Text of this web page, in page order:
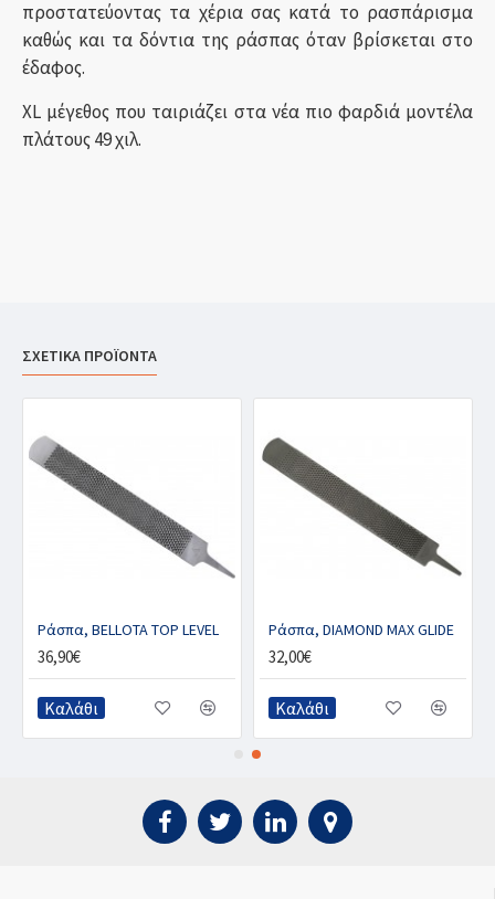
προστατεύοντας τα χέρια σας κατά το ρασπάρισμα
καθώς και τα δόντια της ράσπας όταν βρίσκεται στο
έδαφος.
XL μέγεθος που ταιριάζει στα νέα πιο φαρδιά μοντέλα
πλάτους 49 χιλ.
ΣΧΕΤΙΚΑ ΠΡΟΪΟΝΤΑ
Ράσπα, BELLOTA TOP LEVEL
36,90€
Καλάθι
Ράσπα, DIAMOND MAX GLIDE
32,00€
Καλάθι